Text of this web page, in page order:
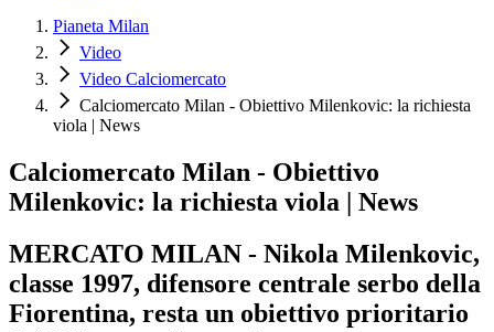
Pianeta Milan
Video
Video Calciomercato
Calciomercato Milan - Obiettivo Milenkovic: la richiesta
viola | News
Calciomercato Milan - Obiettivo
Milenkovic: la richiesta viola | News
MERCATO MILAN - Nikola Milenkovic,
classe 1997, difensore centrale serbo della
Fiorentina, resta un obiettivo prioritario